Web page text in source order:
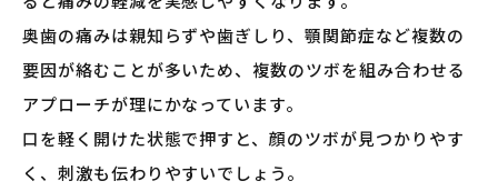
奥歯の痛みは親知らずや歯ぎしり、顎関節症など複数の
要因が絡むことが多いため、複数のツボを組み合わせる
アプローチが理にかなっています。
口を軽く開けた状態で押すと、顔のツボが見つかりやす
く、刺激も伝わりやすいでしょう。